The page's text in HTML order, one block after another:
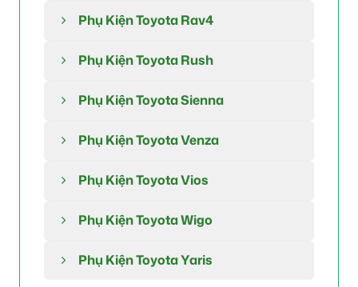
Phụ Kiện Toyota Rav4
Phụ Kiện Toyota Rush
Phụ Kiện Toyota Sienna
Phụ Kiện Toyota Venza
Phụ Kiện Toyota Vios
Phụ Kiện Toyota Wigo
Phụ Kiện Toyota Yaris